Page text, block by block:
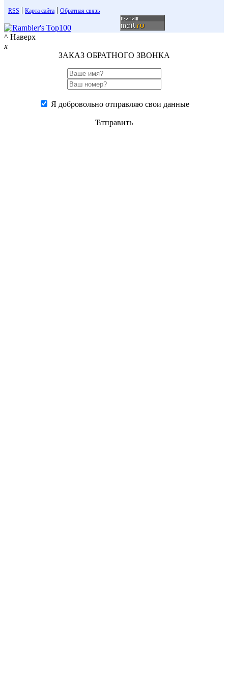
RSS | Карта сайта | Обратная связь
^ Наверх
x
ЗАКАЗ ОБРАТНОГО ЗВОНКА
Я добровольно отправляю свои данные
Ћтправить